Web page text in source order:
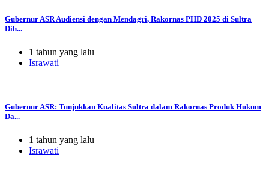
Gubernur ASR Audiensi dengan Mendagri, Rakornas PHD 2025 di Sultra
Dih...
1 tahun yang lalu
Israwati
Gubernur ASR: Tunjukkan Kualitas Sultra dalam Rakornas Produk Hukum
Da...
1 tahun yang lalu
Israwati